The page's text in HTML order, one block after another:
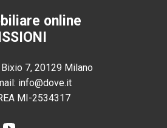
online
7, 20129 Milano
info@dove.it
MI-2534317